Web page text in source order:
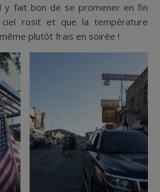
y fait bon de se promener en fin
ciel rosit et que la température
plutôt frais en soirée !